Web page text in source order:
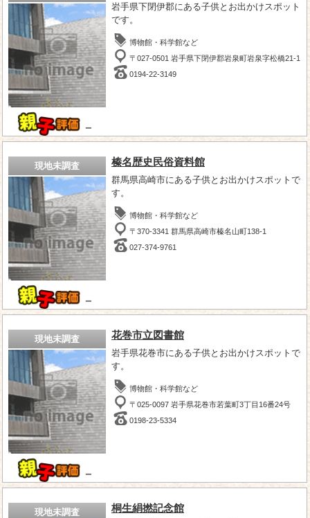
－
岩手県下閉伊郡にある子供とお出かけスポット
です。
博物館・科学館など
〒027-0501 岩手県下閉伊郡岩泉町岩泉字松橋21-1
0194-22-3149
現地未調査
－
榛名歴史民俗資料館
群馬県高崎市にある子供とお出かけスポットで
す。
博物館・科学館など
〒370-3341 群馬県高崎市榛名山町138-1
027-374-9761
現地未調査
－
花巻市立図書館
岩手県花巻市にある子供とお出かけスポットで
す。
博物館・科学館など
〒025-0097 岩手県花巻市若葉町3丁目16番24号
0198-23-5334
現地未調査 桐生絹撚記念館